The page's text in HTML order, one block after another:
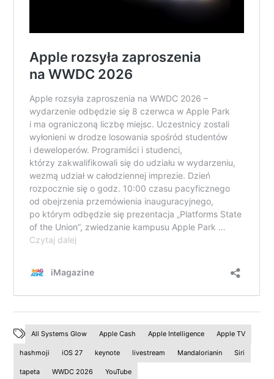
All Systems Glow Apple Cash Apple Intelligence Apple TV
hashmoji iOS 27 keynote livestream Mandalorianin Siri
tapeta WWDC 2026 YouTube